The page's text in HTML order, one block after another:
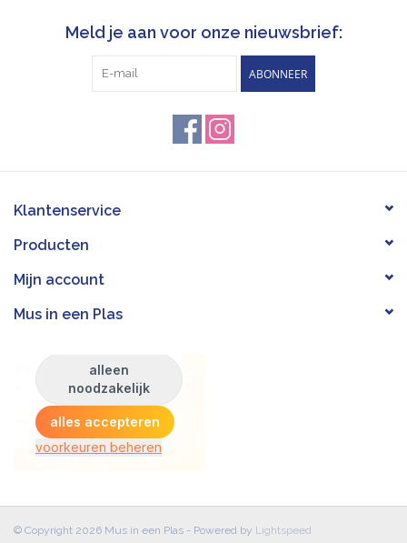
Meld je aan voor onze nieuwsbrief:
ABONNEER
Klantenservice
Producten
Mijn account
Mus in een Plas
© Copyright 2026 Mus in een Plas - Powered by Lightspeed